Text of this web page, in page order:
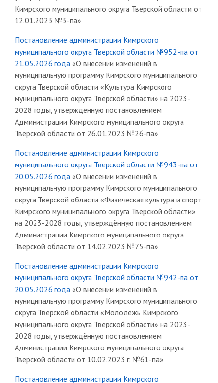
Кимрского муниципального округа Тверской области от
12.01.2023 №3-па»
Постановление администрации Кимрского
муниципального округа Тверской области №952-па от
21.05.2026 года «О внесении изменений в
муниципальную программу Кимрского муниципального
округа Тверской области «Культура Кимрского
муниципального округа Тверской области» на 2023-
2028 годы, утверждённую постановлением
Администрации Кимрского муниципального округа
Тверской области от 26.01.2023 №26-па»
Постановление администрации Кимрского
муниципального округа Тверской области №943-па от
20.05.2026 года «О внесении изменений в
муниципальную программу Кимрского муниципального
округа Тверской области «Физическая культура и спорт
Кимрского муниципального округа Тверской области»
на 2023-2028 годы, утверждённую постановлением
Администрации Кимрского муниципального округа
Тверской области от 14.02.2023 №75-па»
Постановление администрации Кимрского
муниципального округа Тверской области №942-па от
20.05.2026 года «О внесении изменений в
муниципальную программу Кимрского муниципального
округа Тверской области «Молодёжь Кимрского
муниципального округа Тверской области» на 2023-
2028 годы, утверждённую постановлением
Администрации Кимрского муниципального округа
Тверской области от 10.02.2023 г. №61-па»
Постановление администрации Кимрского